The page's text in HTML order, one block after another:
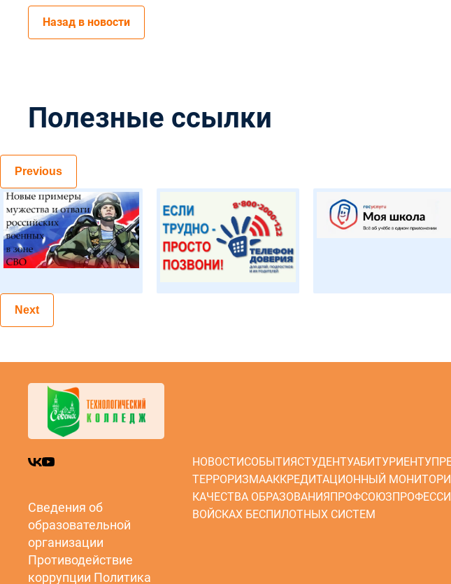
Назад в новости
Полезные ссылки
Previous
Next
Сведения об
образовательной
организации
Противодействие
коррупции Политика
НОВОСТИСОБЫТИЯСТУДЕНТУАБИТУРИЕНТУ
ТЕРРОРИЗМААККРЕДИТАЦИОННЫЙ
КАЧЕСТВА ОБРАЗОВАНИЯ ПРОФСОЮЗ
ВОЙСКАХ БЕСПИЛОТНЫХ СИСТЕМ